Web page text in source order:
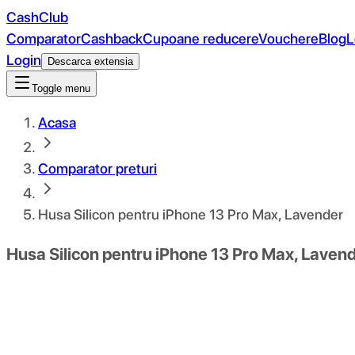
CashClub
ComparatorCashbackCupoane reducereVouchereBlog
Login
Descarca extensia
Toggle menu
Acasa
Comparator preturi
Husa Silicon pentru iPhone 13 Pro Max, Lavender
Husa Silicon pentru iPhone 13 Pro Max,